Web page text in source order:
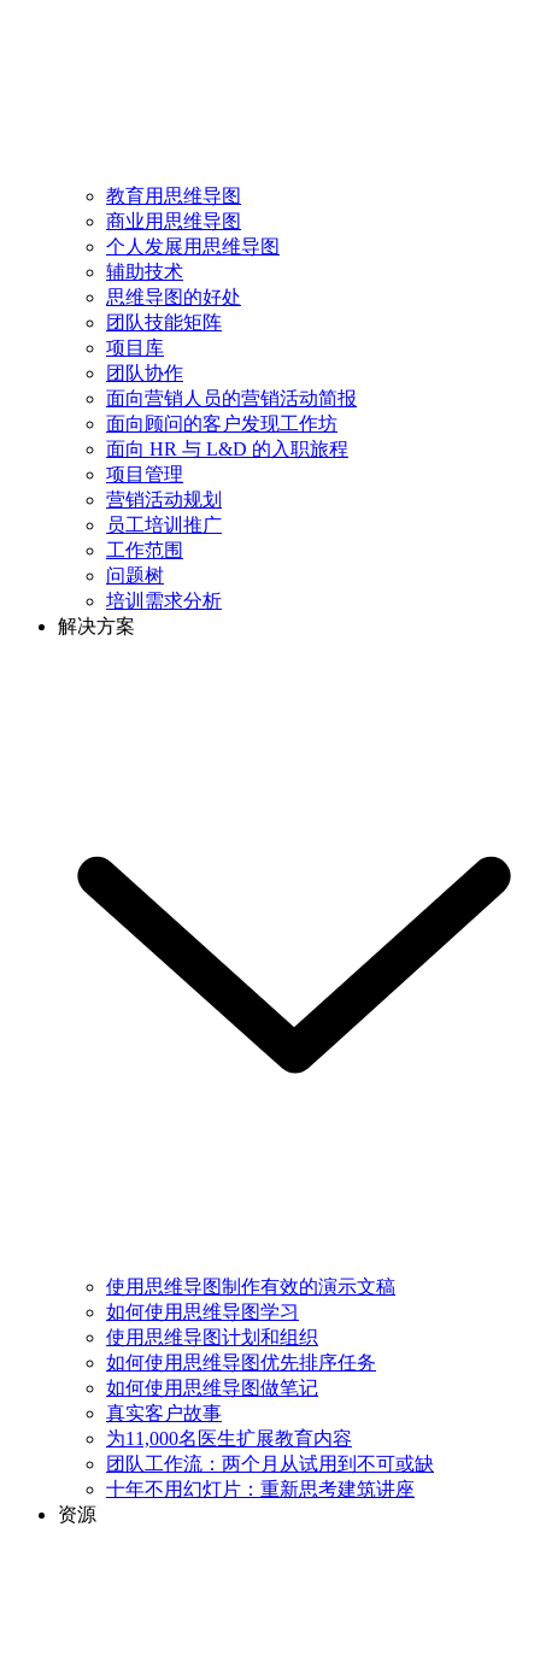
教育用思维导图
商业用思维导图
个人发展用思维导图
辅助技术
思维导图的好处
团队技能矩阵
项目库
团队协作
面向营销人员的营销活动简报
面向顾问的客户发现工作坊
面向 HR 与 L&D 的入职旅程
项目管理
营销活动规划
员工培训推广
工作范围
问题树
培训需求分析
解决方案
使用思维导图制作有效的演示文稿
如何使用思维导图学习
使用思维导图计划和组织
如何使用思维导图优先排序任务
如何使用思维导图做笔记
真实客户故事
为11,000名医生扩展教育内容
团队工作流：两个月从试用到不可或缺
十年不用幻灯片：重新思考建筑讲座
资源